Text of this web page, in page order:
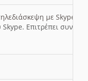
με Skype
Skype. Επιτρέπει